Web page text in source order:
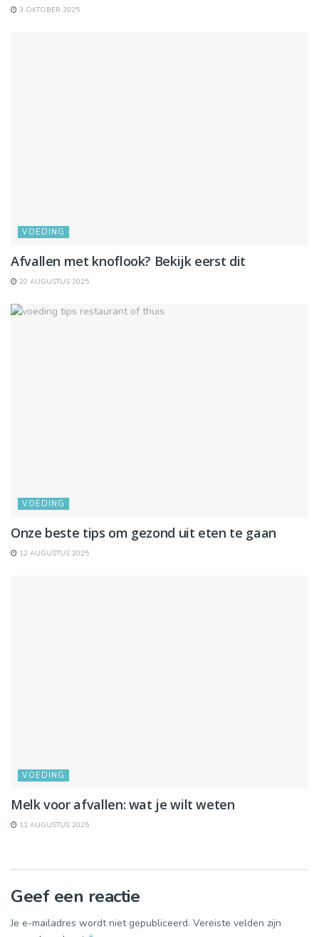
3 OKTOBER 2025
VOEDING
Afvallen met knoflook? Bekijk eerst dit
20 AUGUSTUS 2025
VOEDING
Onze beste tips om gezond uit eten te gaan
12 AUGUSTUS 2025
VOEDING
Melk voor afvallen: wat je wilt weten
11 AUGUSTUS 2025
Geef een reactie
Je e-mailadres wordt niet gepubliceerd. Vereiste velden zijn